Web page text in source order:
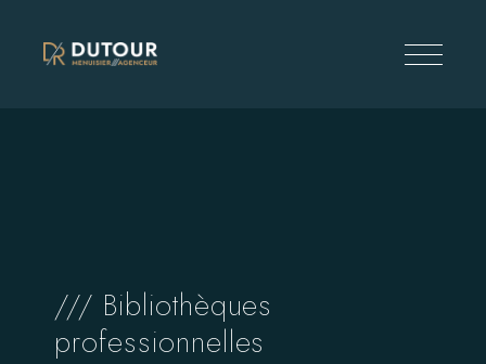
/// Bibliothèques
professionnelles